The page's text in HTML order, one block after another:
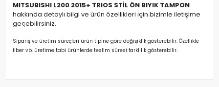
MITSUBISHI L200 2015+ TRIOS STİL ÖN BIYIK TAMPON
hakkında detaylı bilgi ve ürün özellikleri için bizimle iletişime
geçebilirsiniz.
Sipariş ve üretim süreçleri ürün tipine göre değişiklik gösterebilir. Özellikle
fiber vb. üretime tabi ürünlerde teslim süresi farklılık gösterebilir.